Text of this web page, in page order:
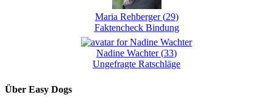
Maria Rehberger(29)
Faktencheck Bindung
Nadine Wachter(33)
Ungefragte Ratschläge
Über Easy Dogs